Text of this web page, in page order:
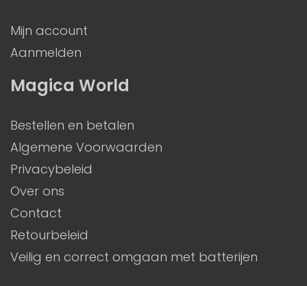
Magica World
Bestellen en betalen
Algemene Voorwaarden
Privacybeleid
Over ons
Contact
Retourbeleid
Veilig en correct omgaan met batterijen
Mijn account
Aanmelden